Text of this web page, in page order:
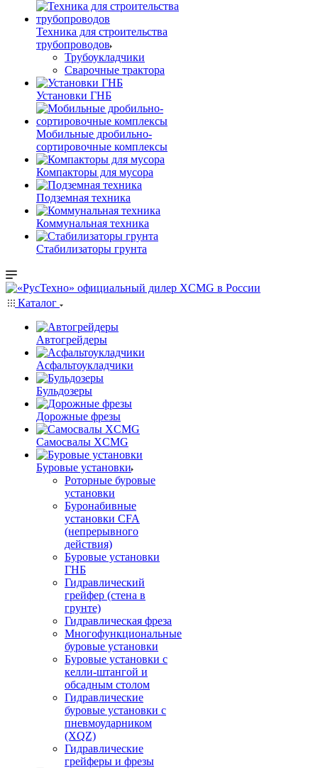
Техника для строительства
трубопроводов
Трубоукладчики
Сварочные трактора
Установки ГНБ
Мобильные дробильно-
сортировочные комплексы
Компакторы для мусора
Подземная техника
Коммунальная техника
Стабилизаторы грунта
Каталог
Автогрейдеры
Асфальтоукладчики
Бульдозеры
Дорожные фрезы
Самосвалы XCMG
Буровые установки
Роторные буровые
установки
Буронабивные
установки CFA
(непрерывного
действия)
Буровые установки
ГНБ
Гидравлический
грейфер (стена в
грунте)
Гидравлическая фреза
Многофункциональные
буровые установки
Буровые установки с
келли-штангой и
обсадным столом
Гидравлические
буровые установки с
пневмоударником
(XQZ)
Гидравлические
грейферы и фрезы